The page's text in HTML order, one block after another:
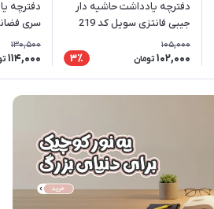
دفترچه یادداشت حاشیه دار
جیبی فانتزی سویل کد 219
105,000
102,000 تومان 3٪
دفترچه
سری
130,500
114,000